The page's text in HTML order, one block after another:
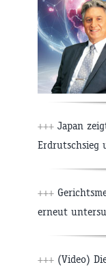
+++ Japan
Erdrutschsieg
+++
erneut
+++ (Video)